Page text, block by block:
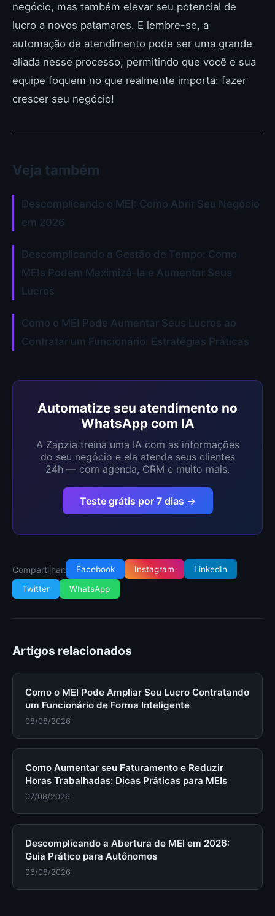
negócio, mas também elevar seu potencial de
lucro a novos patamares. E lembre-se, a
automação de atendimento pode ser uma grande
aliada nesse processo, permitindo que você e sua
equipe foquem no que realmente importa: fazer
crescer seu negócio!
Veja também
Descomplicando o MEI: Como Abrir Seu Negócio
em 2026
Descomplicando a Gestão de Tempo: Como
MEIs Podem Maximizá-la e Aumentar Seus
Lucros
Como o MEI Pode Aumentar Seus Lucros ao
Contratar um Funcionário: Estratégias Práticas
Automatize seu atendimento no
WhatsApp com IA
A Zapzia treina uma IA com as informações
do seu negócio e ela atende seus clientes
24h — com agenda, CRM e muito mais.
Teste grátis por 7 dias →
Compartilhar: Facebook Instagram
LinkedIn
Twitter
WhatsApp
Artigos relacionados
Como o MEI Pode Ampliar Seu Lucro Contratando
um Funcionário de Forma Inteligente
08/08/2026
Como Aumentar seu Faturamento e Reduzir
Horas Trabalhadas: Dicas Práticas para MEIs
07/08/2026
Descomplicando a Abertura de MEI em 2026:
Guia Prático para Autônomos
06/08/2026